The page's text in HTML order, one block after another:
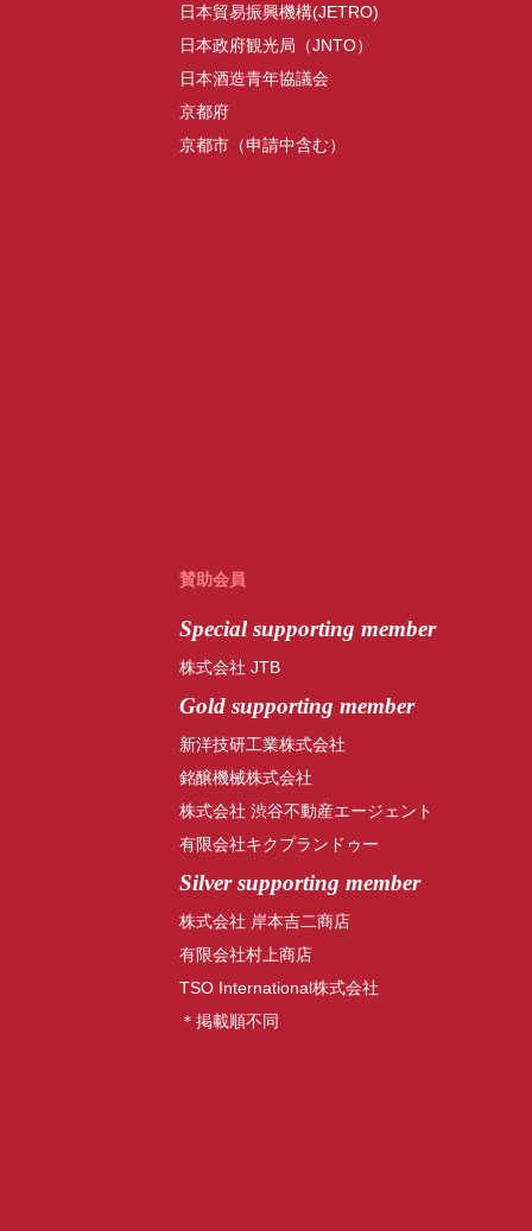
日本貿易振興機構(JETRO)
日本政府観光局（JNTO）
日本酒造青年協議会
京都府
京都市（申請中含む）
賛助会員
Specialsupporting member
株式会社 JTB
Gold supporting member
新洋技研工業株式会社
銘醸機械株式会社
株式会社 渋谷不動産エージェント
有限会社キクプランドゥー
Silver supporting member
株式会社 岸本吉二商店
有限会社村上商店
TSO International株式会社
＊掲載順不同